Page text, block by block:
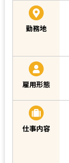
勤務地
雇用形態
仕事内容